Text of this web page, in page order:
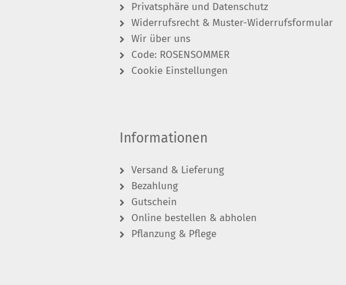
Privatsphäre und Datenschutz
Widerrufsrecht & Muster-Widerrufsformular
Wir über uns
Code: ROSENSOMMER
Cookie Einstellungen
Informationen
Versand & Lieferung
Bezahlung
Gutschein
Online bestellen & abholen
Pflanzung & Pflege